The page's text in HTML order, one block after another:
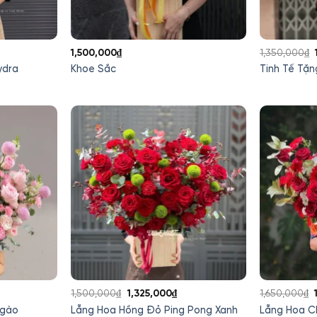
Khoe Sắc
1,500,000₫
Tinh Tế
1,350,000₫
Lẵng Hoa Hồng Đỏ Ping Pong Xanh
1,500,000₫ Giá
gốc
1,325,000₫Giá
hiện
Lẵng Hoa
1,650,000₫